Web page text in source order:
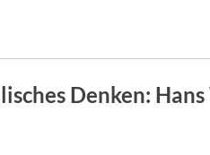
Denken: